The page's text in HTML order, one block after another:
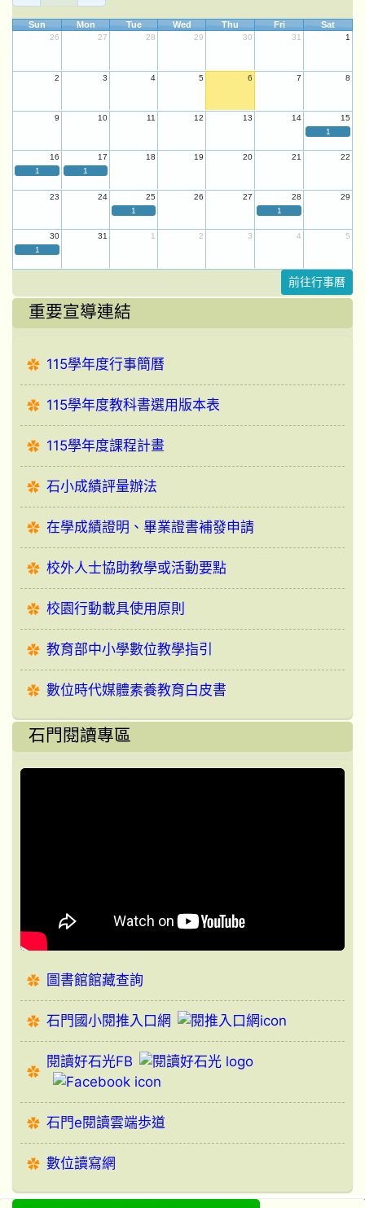
Sun Mon Tue Wed Thu Fri Sat
26 27 28 29 30 31 1
2 3 4 5 6 7 8
9 10 11 12 13 14
15
1
16 17 18 19 20 21
22
1
1
23 24 25 26 27 28
29
1
1
30 31 1 2 3 4
5
1
前往行事曆
重要宣導連結
115學年度行事簡曆
115學年度教科書選用版本表
115學年度課程計畫
石小成績評量辦法
在學成績證明、畢業證書補發申請
校外人士協助教學或活動要點
校園行動載具使用原則
教育部中小學數位教學指引
數位時代媒體素養教育白皮書
石門閱讀專區
圖書館館藏查詢
石門國小閱推入口網
閱讀好石光FB
石門e閱讀雲端歩道
數位讀寫網